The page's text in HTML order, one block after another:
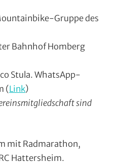
Gruppe des
Bahnhof Homberg
Stula. WhatsApp-
(Link)
sind
mit Radmarathon,
Hattersheim.